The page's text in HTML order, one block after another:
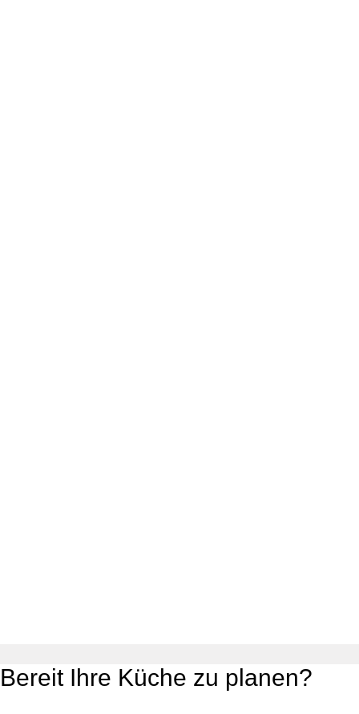
Bereit Ihre Küche zu planen?